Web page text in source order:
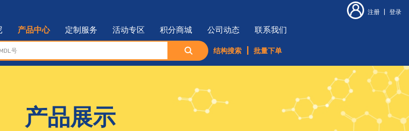
注册 登录
产品中心 定制服务 活动专区 积分商城 公司动态 联系我们
结构搜索 批量下单
产品展示